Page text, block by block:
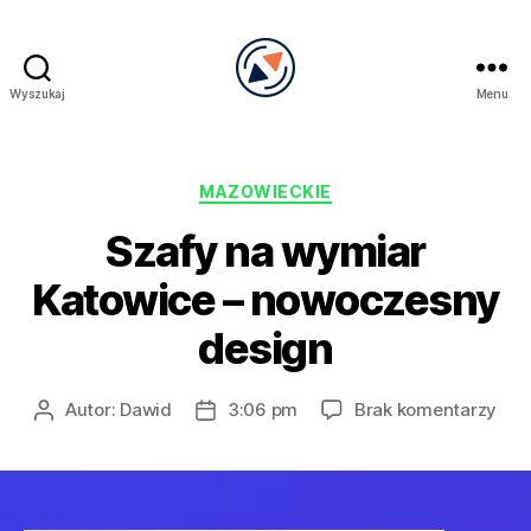
Wyszukaj Menu
Kategorie
MAZOWIECKIE
Szafy na wymiar
Katowice – nowoczesny
design
AutorAutor: Dawid
Data3:06 pm Brak komentarzy